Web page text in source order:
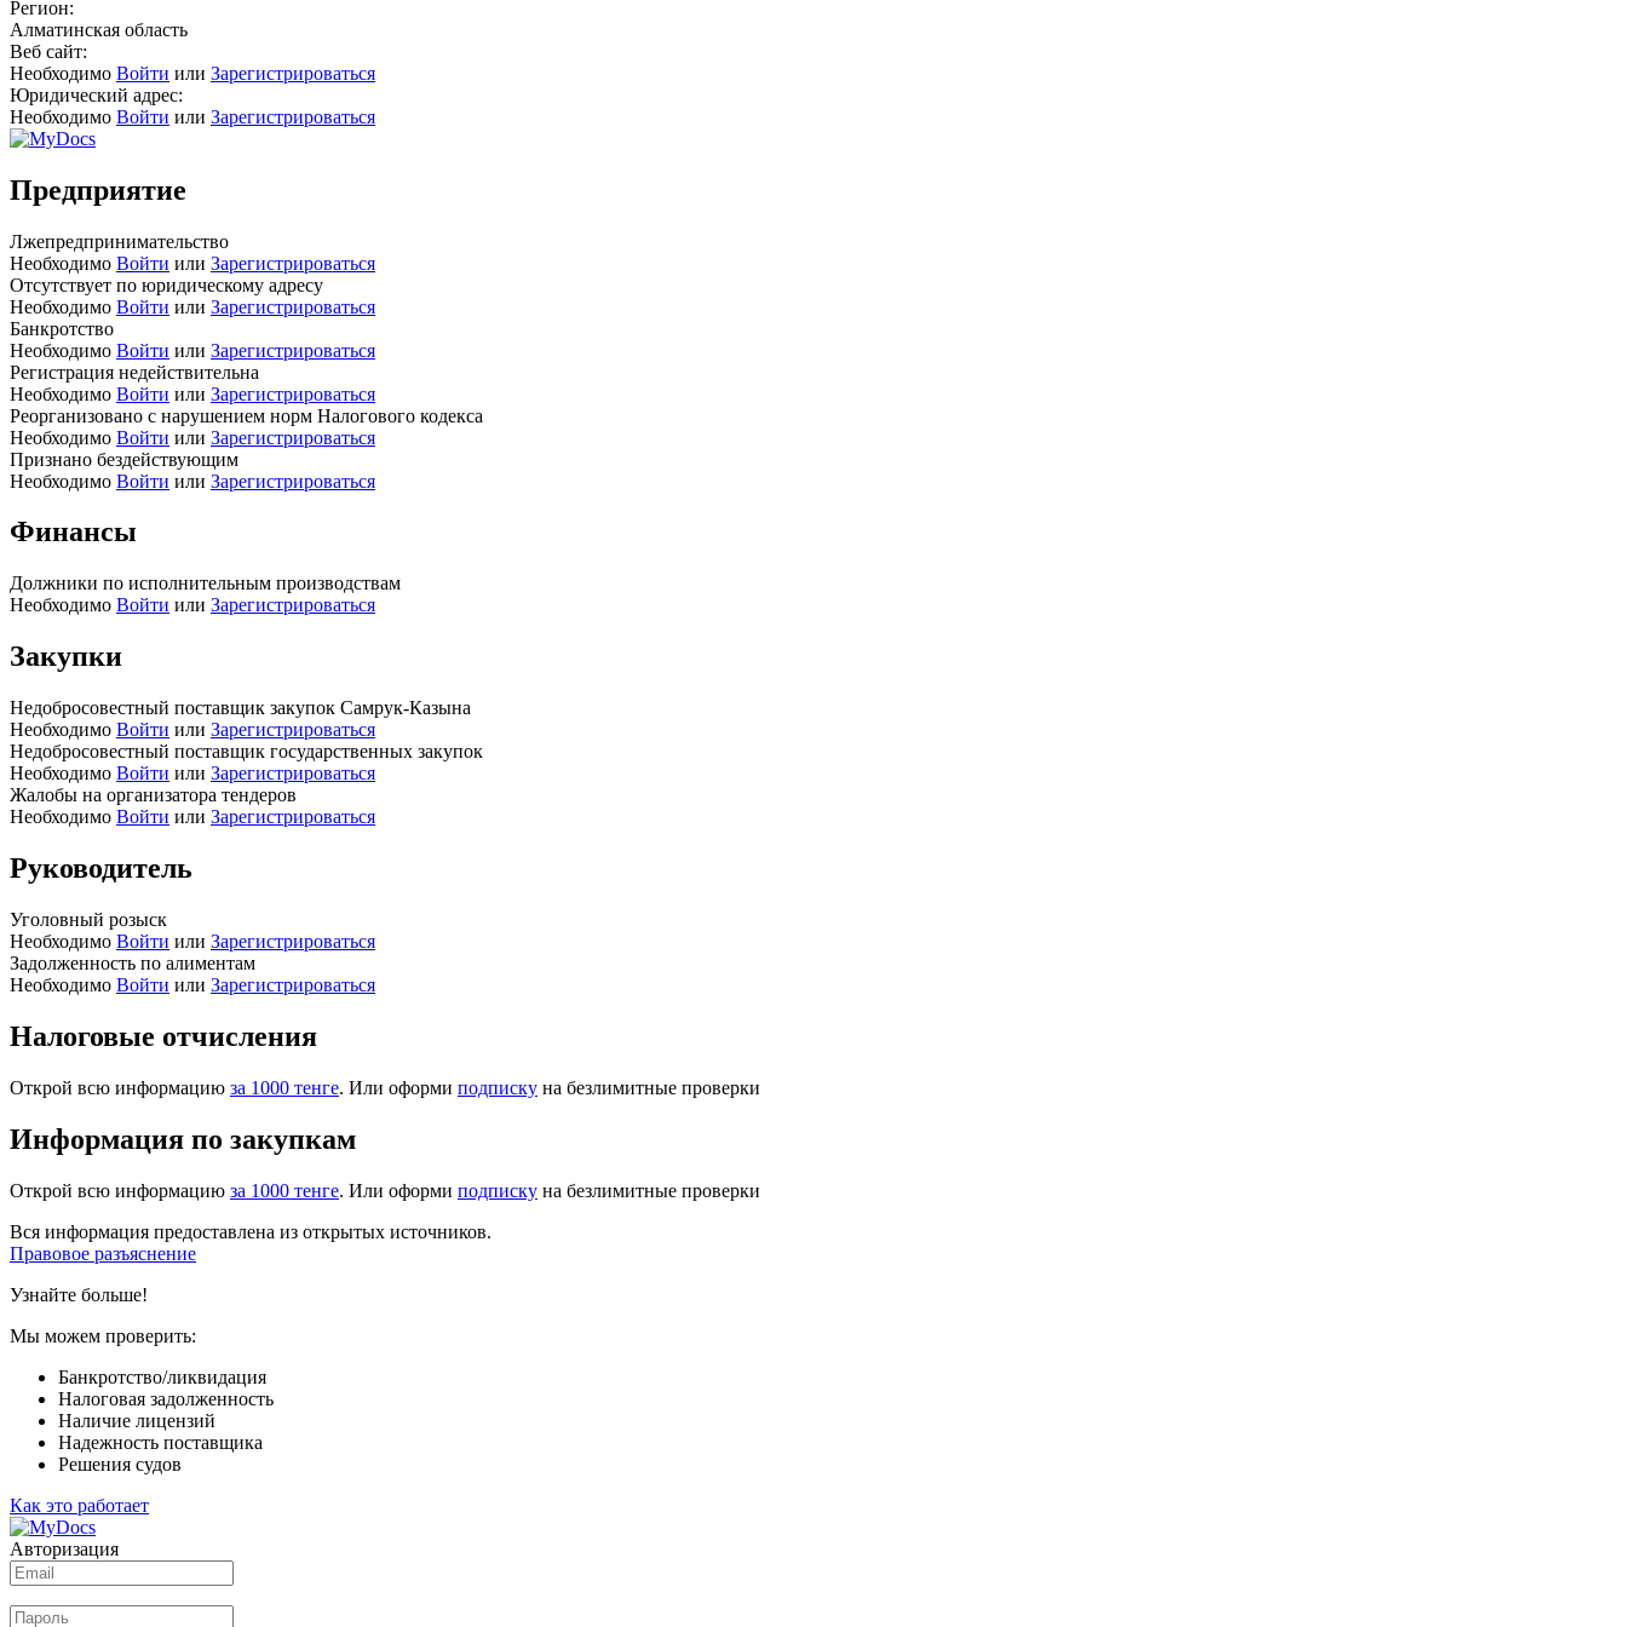
Регион:
Алматинская область
Веб сайт:
Необходимо Войти или Зарегистрироваться
Юридический адрес:
Необходимо Войти или Зарегистрироваться
Предприятие
Лжепредпринимательство
Необходимо Войти или Зарегистрироваться
Отсутствует по юридическому адресу
Необходимо Войти или Зарегистрироваться
Банкротство
Необходимо Войти или Зарегистрироваться
Регистрация недействительна
Необходимо Войти или Зарегистрироваться
Реорганизовано с нарушением норм Налогового кодекса
Необходимо Войти или Зарегистрироваться
Признано бездействующим
Необходимо Войти или Зарегистрироваться
Финансы
Должники по исполнительным производствам
Необходимо Войти или Зарегистрироваться
Закупки
Недобросовестный поставщик закупок Самрук-Казына
Необходимо Войти или Зарегистрироваться
Недобросовестный поставщик государственных закупок
Необходимо Войти или Зарегистрироваться
Жалобы на организатора тендеров
Необходимо Войти или Зарегистрироваться
Руководитель
Уголовный розыск
Необходимо Войти или Зарегистрироваться
Задолженность по алиментам
Необходимо Войти или Зарегистрироваться
Налоговые отчисления
Открой всю информацию за 1000 тенге. Или оформи подписку на безлимитные проверки
Информация по закупкам
Открой всю информацию за 1000 тенге. Или оформи подписку на безлимитные проверки
Вся информация предоставлена из открытых источников.
Правовое разъяснение
Узнайте больше!
Мы можем проверить:
Банкротство/ликвидация
Налоговая задолженность
Наличие лицензий
Надежность поставщика
Решения судов
Как это работает
Авторизация